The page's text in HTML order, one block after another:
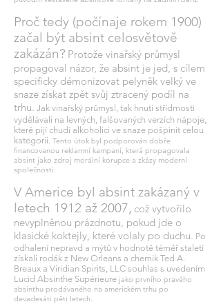
Proč tedy (počínaje rokem 1900)
začal být absint celosvětově
zakázán? Protože vinařský průmysl
propagoval názor, že absint je jed, s cílem
specificky démonizovat pelyněk velký ve
snaze získat zpět svůj ztracený podíl na
trhu. Jak vinařský průmysl, tak hnutí střídmosti
vydělávali na levných, falšovaných verzích nápoje,
které pijí chudí alkoholici ve snaze pošpinit celou
kategorii. Tento útok byl podporován dobře
financovanou reklamní kampaní, která propagovala
absint jako zdroj morální korupce a zkázy moderní
společnosti.
V Americe byl absint zakázaný v
letech 1912 až 2007, což vytvořilo
nevyplněnou prázdnotu, pokud jde o
klasické koktejly, které volaly po duchu. Po
odhalení nepravd a mýtů v hodnotě téměř staletí
získali rodák z New Orleans a chemik Ted A.
Breaux a Viridian Spirits, LLC souhlas s uvedením
Lucid Absinthe Supérieure jako prvního pravého
absinthu prodávaného na americkém trhu po
devadesáti pěti letech.